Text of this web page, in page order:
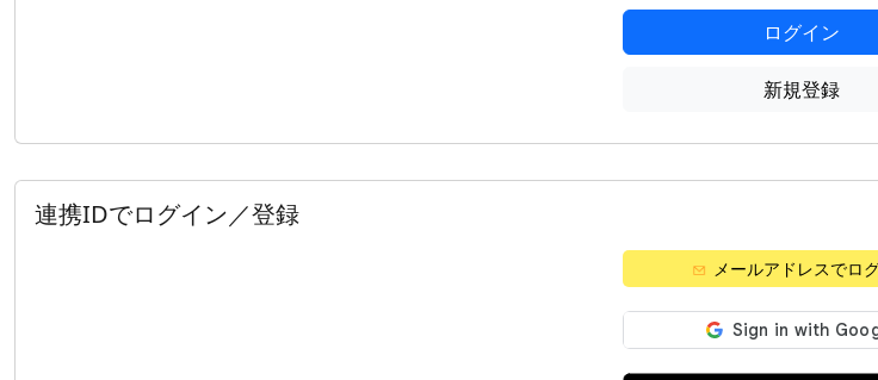
ログイン
新規登録
連携IDでログイン／登録
メールアドレスでロ